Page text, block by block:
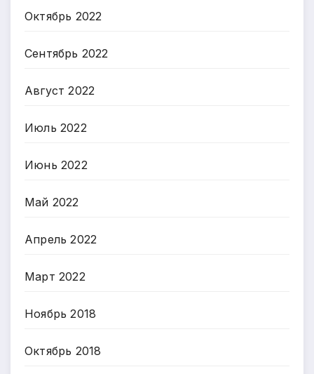
Октябрь 2022
Сентябрь 2022
Август 2022
Июль 2022
Июнь 2022
Май 2022
Апрель 2022
Март 2022
Ноябрь 2018
Октябрь 2018